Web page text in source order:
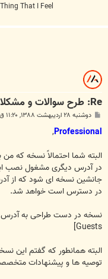
That I Feel
Re: طرح سوالات و مشکلات در مورد ساخت انجمن
پ
ت
دوشنبه ۲۸ اردیبهشت ۱۳۸۸, ۱۱:۲۰ ق.ظ
Professional
,
البته شما احتمالاً نسخه که
در آدرس دیگری مشغول نصب
جانشین نسخه ای شود که از
در دسترس است خواهد شد.
نسخه در دست طراحی به
Guests]
البته همانطور که گفتم این
توصیه ها و پیشنهادات